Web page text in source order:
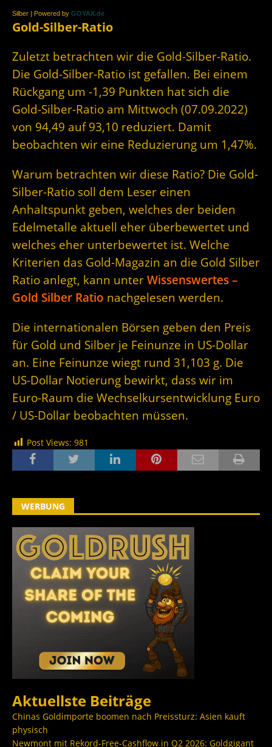
Silber | Powered by GOYAX.de
Gold-Silber-Ratio
Zuletzt betrachten wir die Gold-Silber-Ratio.
Die Gold-Silber-Ratio ist gefallen. Bei einem
Rückgang um -1,39 Punkten hat sich die
Gold-Silber-Ratio am Mittwoch (07.09.2022)
von 94,49 auf 93,10 reduziert. Damit
beobachten wir eine Reduzierung um 1,47%.
Warum betrachten wir diese Ratio? Die Gold-
Silber-Ratio soll dem Leser einen
Anhaltspunkt geben, welches der beiden
Edelmetalle aktuell eher überbewertet und
welches eher unterbewertet ist. Welche
Kriterien das Gold-Magazin an die Gold Silber
Ratio anlegt, kann unter Wissenswertes –
Gold Silber Ratio nachgelesen werden.
Die internationalen Börsen geben den Preis
für Gold und Silber je Feinunze in US-Dollar
an. Eine Feinunze wiegt rund 31,103 g. Die
US-Dollar Notierung bewirkt, dass wir im
Euro-Raum die Wechselkursentwicklung Euro
/ US-Dollar beobachten müssen.
Post Views: 981
WERBUNG
Aktuellste Beiträge
Chinas Goldimporte boomen nach Preissturz: Asien kauft
physisch
Newmont mit Rekord-Free-Cashflow in Q2 2026: Goldgigant